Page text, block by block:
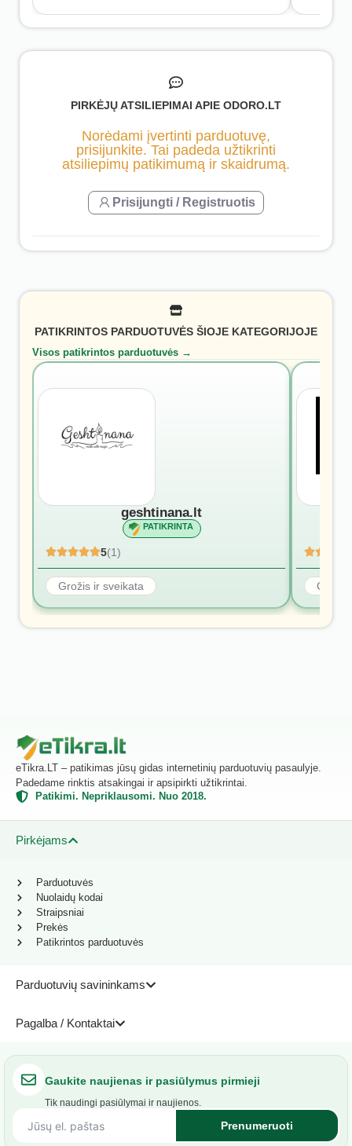
PIRKĖJŲ ATSILIEPIMAI APIE ODORO.LT
Norėdami įvertinti parduotuvę,
prisijunkite. Tai padeda užtikrinti
atsiliepimų patikimumą ir skaidrumą.
Prisijungti / Registruotis
PATIKRINTOS PARDUOTUVĖS ŠIOJE KATEGORIJOJE
Visos patikrintos parduotuvės →
geshtinana.lt
PATIKRINTA
5(1)
Grožis ir sveikata Grožis
eTikra.LT – patikimas jūsų gidas internetinių parduotuvių pasaulyje.
Padedame rinktis atsakingai ir apsipirkti užtikrintai.
Patikimi. Nepriklausomi. Nuo 2018.
Pirkėjams
Parduotuvių savininkams
Pagalba / Kontaktai
Parduotuvės
Nuolaidų kodai
Straipsniai
Prekės
Patikrintos parduotuvės
Gaukite naujienas ir pasiūlymus pirmieji
Tik naudingi pasiūlymai ir naujienos.
Prenumeruoti